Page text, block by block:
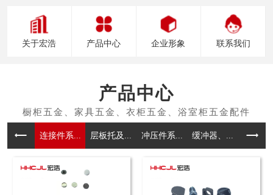
关于宏浩 产品中心 企业形象 联系我们
产品中心
连接件系... 层板托及... 冲压件系... 缓冲器、... 拉手